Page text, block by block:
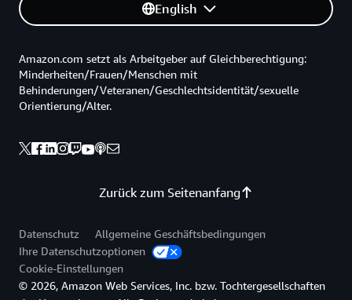
English
Zurück zum Seitenanfang
Amazon.com setzt als Arbeitgeber auf Gleichberechtigung:
Minderheiten/Frauen/Menschen mit
Behinderungen/Veteranen/Geschlechtsidentität/sexuelle
Orientierung/Alter.
Datenschutz
Allgemeine Geschäftsbedingungen
Ihre Datenschutzoptionen
Cookie-Einstellungen
© 2026, Amazon Web Services, Inc. bzw. Tochtergesellschaften